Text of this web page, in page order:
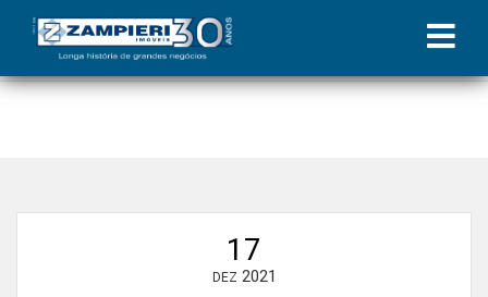
Início»Blog»Resultado preliminar | Coluna Zampieri
Socio-
diretor-Fabio-Tadeu-Araujo
17
DEZ 2021